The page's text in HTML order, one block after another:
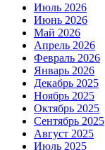
Июль 2026
Июнь 2026
Май 2026
Апрель 2026
Февраль 2026
Январь 2026
Декабрь 2025
Ноябрь 2025
Октябрь 2025
Сентябрь 2025
Август 2025
Июль 2025